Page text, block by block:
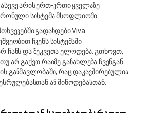
ასევე არის ერთ-ერთი ყველაზე
სისტემა მსოფლიოში.
გადახდები Viva
ჩვენს სისტემაში
ჩანს და შეკვეთა ელოდება. გთხოვთ,
არ გაქვთ რაიმე განახლება ჩვენგან
განმავლობაში, რაც დაკავშირებულია
ან მიწოდებასთან.